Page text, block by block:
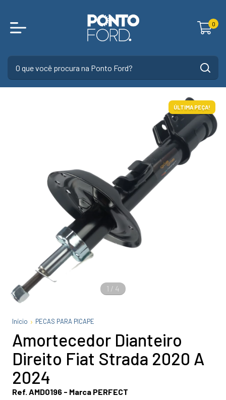
0
ÚLTIMA PEÇA!
1 / 4
Início PECAS PARA PICAPE
Amortecedor Dianteiro
Direito Fiat Strada 2020 A
2024
Ref. AMD0196 - Marca PERFECT